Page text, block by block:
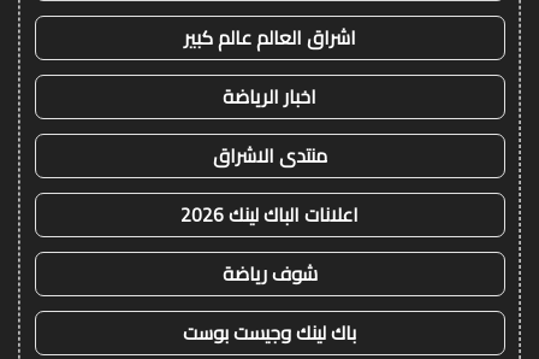
اشراق العالم عالم كبير
اخبار الرياضة
منتدى الاشراق
اعلانات الباك لينك 2026
شوف رياضة
باك لينك وجيست بوست